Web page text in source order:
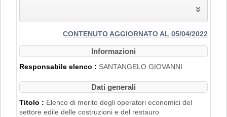
e che pertanto siano in possesso dei Codici
Identificativi Ateco relativi alle lettere F e R, di
classificazione delle attività economiche Ateco
2007".
L'iscrizione nell'Elenco di Merito è inoltre
subordinata al possesso dei requisiti
disciplinati conDelibera di Giunta
Regionale n. 2153 del 22/11/2019.
CONTENUTO AGGIORNATO AL 05/04/2022
Informazioni
Responsabile elenco : SANTANGELO GIOVANNI
Dati generali
Titolo : Elenco di merito degli operatori economici del
settore edile delle costruzioni e del restauro